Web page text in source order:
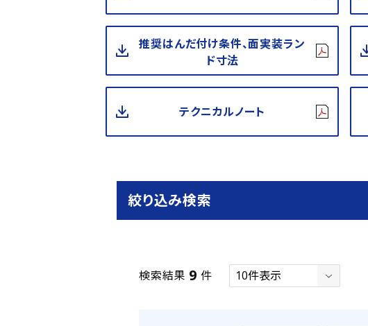
推奨はんだ付け条件、面実装ラン
ド寸法
テクニカルノート
絞り込み検索
検索結果 9 件